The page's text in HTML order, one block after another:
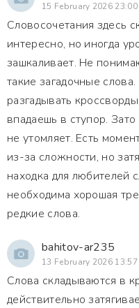
15 February 2026 23:00
Словосочетания здесь
интересно, но иногда
зашкаливает. Не
такие загадочные
разгадывать
впадаешь в ступор.
не утомляет. Есть
из-за сложности, но
находка для любителей
необходима хорошая
редкие слова.
bahitov-ar235
13 February 2026 13:57
Слова складываются в
действительно